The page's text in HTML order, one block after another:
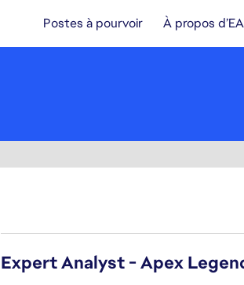
Postes à pourvoir À propos d’EA
Expert Analyst - Apex